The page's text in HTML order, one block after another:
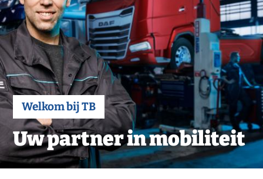
Welkom bij TB
Uw partner in mobiliteit